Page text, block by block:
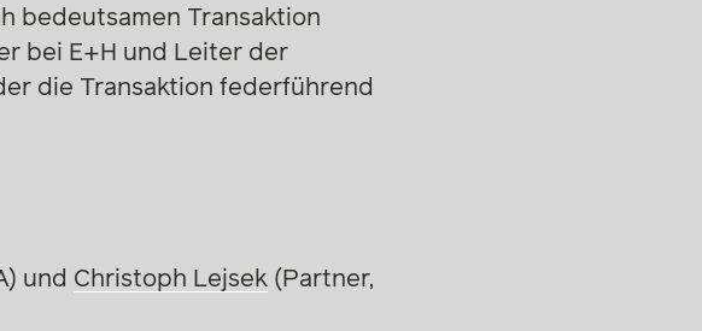
bedeutsamen Transaktion
bei E+H und Leiter der
die Transaktion federführend
und Christoph Lejsek(Partner,